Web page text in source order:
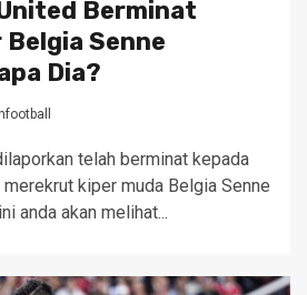
Berminat
Belgia Senne
Dia?
telah berminat kepada
kiper muda Belgia Senne
anda akan melihat...